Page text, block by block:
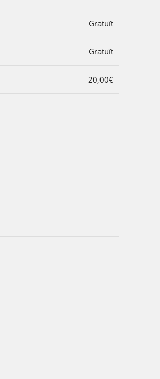
Gratuït
Gratuït
20,00€